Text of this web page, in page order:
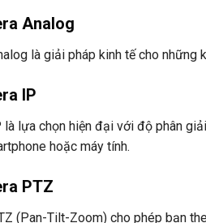
Analog
là giải pháp kinh tế cho
IP
là lựa chọn hiện đại với độ phân
hoặc máy tính.
PTZ
(Pan-Tilt-Zoom) cho phép bạn